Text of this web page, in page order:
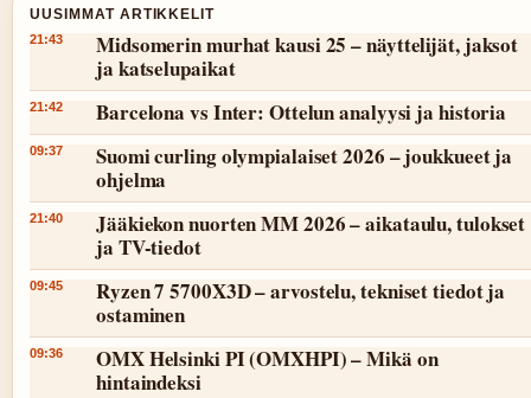
UUSIMMAT ARTIKKELIT
21:43
Midsomerin murhat kausi 25 – näyttelijät, jaksot
ja katselupaikat
21:42 Barcelona vs Inter: Ottelun analyysi ja historia
09:37
Suomi curling olympialaiset 2026 – joukkueet ja
ohjelma
21:40
Jääkiekon nuorten MM 2026 – aikataulu, tulokset
ja TV-tiedot
09:45
Ryzen 7 5700X3D – arvostelu, tekniset tiedot ja
ostaminen
09:36
OMX Helsinki PI (OMXHPI) – Mikä on
hintaindeksi